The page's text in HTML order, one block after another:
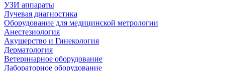
УЗИ аппараты
Лучевая диагностика
Оборудование для медицинской метрологии
Анестезиология
Акушерство и Гинекология
Дерматология
Ветеринарное оборудование
Лабораторное оборудование